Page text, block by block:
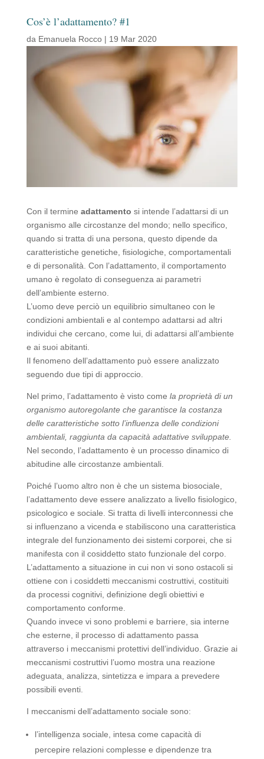
Cos’è l’adattamento? #1
da Emanuela Rocco| 19 Mar 2020
Con il termine adattamento si intende l’adattarsi di un
organismo alle circostanze del mondo; nello specifico,
quando si tratta di una persona, questo dipende da
caratteristiche genetiche, fisiologiche, comportamentali
e di personalità. Con l’adattamento, il comportamento
umano è regolato di conseguenza ai parametri
dell’ambiente esterno.
L’uomo deve perciò un equilibrio simultaneo con le
condizioni ambientali e al contempo adattarsi ad altri
individui che cercano, come lui, di adattarsi all’ambiente
e ai suoi abitanti.
Il fenomeno dell’adattamento può essere analizzato
seguendo due tipi di approccio.
Nel primo, l’adattamento è visto come la proprietà di un
organismo autoregolante che garantisce la costanza
delle caratteristiche sotto l’influenza delle condizioni
ambientali, raggiunta da capacità adattative sviluppate.
Nel secondo, l’adattamento è un processo dinamico di
abitudine alle circostanze ambientali.
Poiché l’uomo altro non è che un sistema biosociale,
l’adattamento deve essere analizzato a livello fisiologico,
psicologico e sociale. Si tratta di livelli interconnessi che
si influenzano a vicenda e stabiliscono una caratteristica
integrale del funzionamento dei sistemi corporei, che si
manifesta con il cosiddetto stato funzionale del corpo.
L’adattamento a situazione in cui non vi sono ostacoli si
ottiene con i cosiddetti meccanismi costruttivi, costituiti
da processi cognitivi, definizione degli obiettivi e
comportamento conforme.
Quando invece vi sono problemi e barriere, sia interne
che esterne, il processo di adattamento passa
attraverso i meccanismi protettivi dell’individuo. Grazie ai
meccanismi costruttivi l’uomo mostra una reazione
adeguata, analizza, sintetizza e impara a prevedere
possibili eventi.
I meccanismi dell’adattamento sociale sono:
l’intelligenza sociale, intesa come capacità di
percepire relazioni complesse e dipendenze tra